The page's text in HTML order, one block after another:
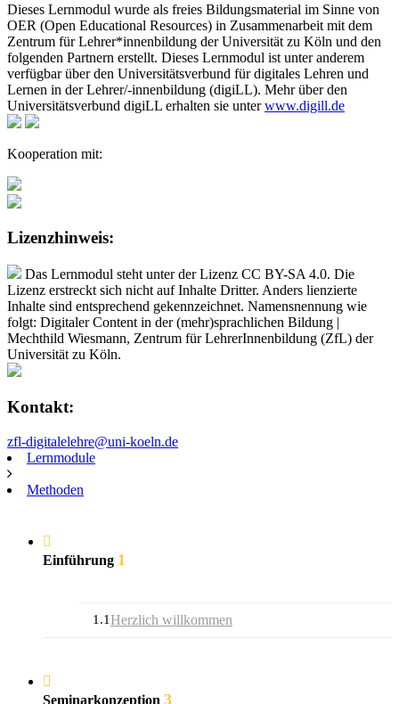
Dieses Lernmodul wurde als freies Bildungsmaterial im Sinne von
OER (Open Educational Resources) in Zusammenarbeit mit dem
Zentrum für Lehrer*innenbildung der Universität zu Köln und den
folgenden Partnern erstellt. Dieses Lernmodul ist unter anderem
verfügbar über den Universitätsverbund für digitales Lehren und
Lernen in der Lehrer/-innenbildung (digiLL). Mehr über den
Universitätsverbund digiLL erhalten sie unterwww.digill.de
Kooperation mit:
Lizenzhinweis:
Das Lernmodul steht unter der Lizenz CC BY-SA 4.0. Die
Lizenz erstreckt sich nicht auf Inhalte Dritter. Anders lienzierte
Inhalte sind entsprechend gekennzeichnet. Namensnennung wie
folgt: Digitaler Content in der (mehr)sprachlichen Bildung |
Mechthild Wiesmann, Zentrum für LehrerInnenbildung (ZfL) der
Universität zu Köln.
Kontakt:
zfl-digitalelehre@uni-koeln.de
Lernmodule
Methoden
Einführung 1
1.1Herzlich willkommen
Seminarkonzeption 3